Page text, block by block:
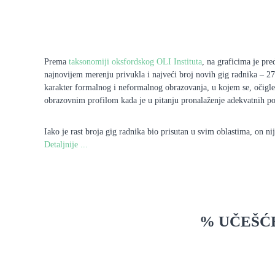
Prema taksonomiji oksfordskog OLI Instituta, na graficima je
najnovijem merenju privukla i najveći broj novih gig radnika –
karakter formalnog i neformalnog obrazovanja, u kojem se,
obrazovnim profilom kada je u pitanju pronalaženje adekvatnih
Iako je rast broja gig radnika bio prisutan u svim oblastima, on
Detaljnije ...
%